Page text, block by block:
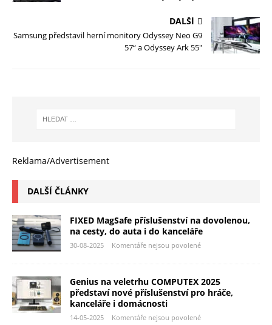
DALŠÍ
Samsung představil herní monitory Odyssey Neo G9
57“ a Odyssey Ark 55″
Reklama/Advertisement
DALŠÍ ČLÁNKY
FIXED MagSafe příslušenství na dovolenou,
na cesty, do auta i do kanceláře
30-08-2025 Komentáře nejsou povolené
Genius na veletrhu COMPUTEX 2025
představí nové příslušenství pro hráče,
kanceláře i domácnosti
14-05-2025 Komentáře nejsou povolené